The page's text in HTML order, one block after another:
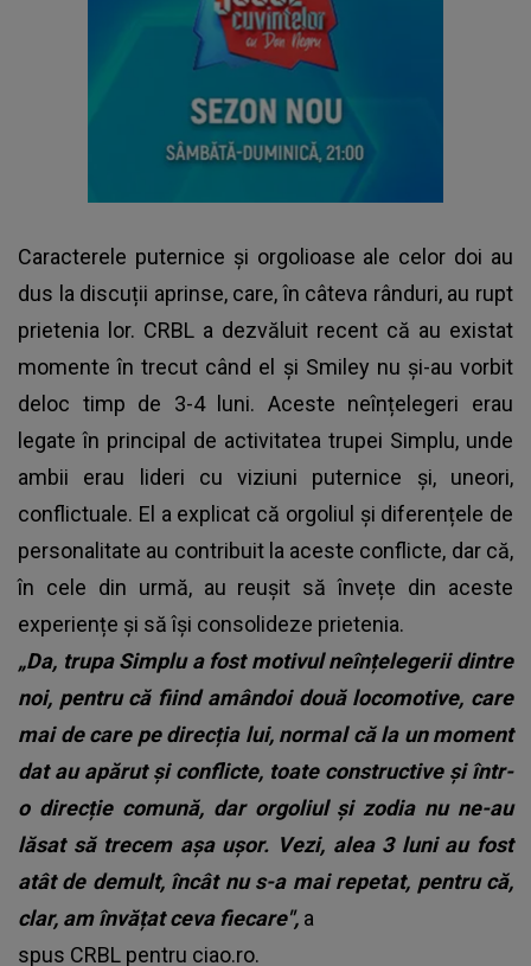
Caracterele puternice și orgolioase ale celor doi au
dus la discuții aprinse, care, în câteva rânduri, au rupt
prietenia lor. CRBL a dezvăluit recent că au existat
momente în trecut când el și Smiley nu și-au vorbit
deloc timp de 3-4 luni. Aceste neînțelegeri erau
legate în principal de activitatea trupei Simplu, unde
ambii erau lideri cu viziuni puternice și, uneori,
conflictuale. El a explicat că orgoliul și diferențele de
personalitate au contribuit la aceste conflicte, dar că,
în cele din urmă, au reușit să învețe din aceste
experiențe și să își consolideze prietenia.
„Da, trupa Simplu a fost motivul neînțelegerii dintre
noi, pentru că fiind amândoi două locomotive, care
mai de care pe direcția lui, normal că la un moment
dat au apărut și conflicte, toate constructive și într-
o direcție comună, dar orgoliul și zodia nu ne-au
lăsat să trecem așa ușor. Vezi, alea 3 luni au fost
atât de demult, încât nu s-a mai repetat, pentru că,
clar, am învățat ceva fiecare", a
spus CRBL pentru ciao.ro.